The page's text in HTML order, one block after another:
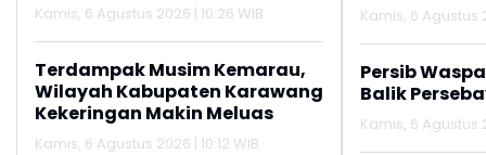
Kamis, 6 Agustus 2026 | 10:26 WIB
Terdampak Musim Kemarau,
Wilayah Kabupaten Karawang
Kekeringan Makin Meluas
Kamis, 6 Agustus 2026 | 10:12 WIB
Kamis, 6 Agustus
Persib
Balik
Kamis, 6 Agustus